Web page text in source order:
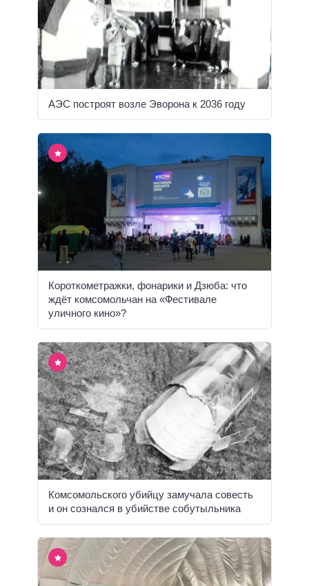
АЭС построят возле Эворона к 2036 году
Короткометражки, фонарики и Дзюба: что
ждёт комсомольчан на «Фестивале
уличного кино»?
Комсомольского убийцу замучала совесть
и он сознался в убийстве собутыльника